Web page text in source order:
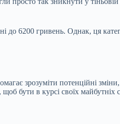
до 6200 гривень. Однак, ця
зрозуміти потенційні
бути в курсі своїх майбутніх